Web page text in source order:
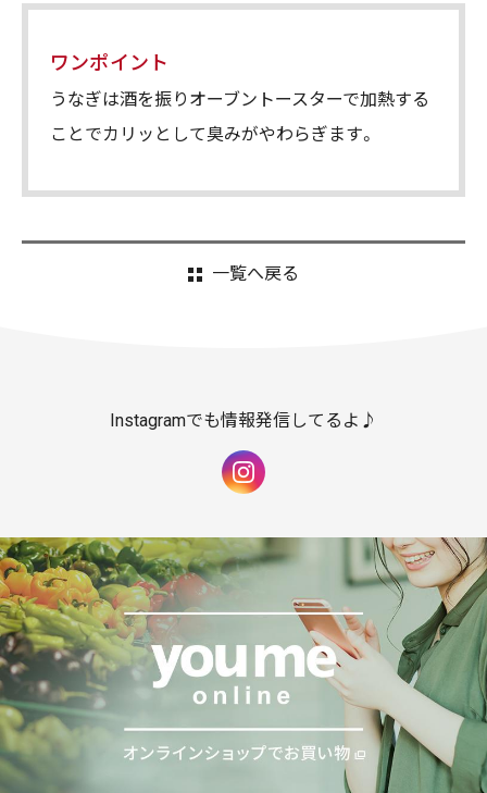
ワンポイント
うなぎは酒を振りオーブントースターで加熱する
ことでカリッとして臭みがやわらぎます。
一覧へ戻る
Instagramでも情報発信してるよ♪